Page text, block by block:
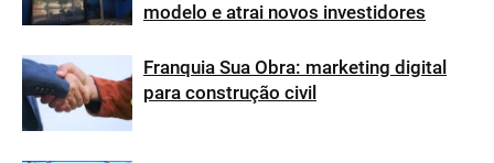
modelo e atrai novos investidores
Franquia Sua Obra: marketing digital
para construção civil